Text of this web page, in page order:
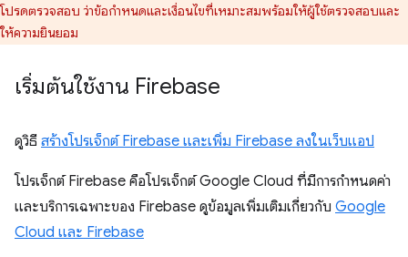
โปรดตรวจสอบ ว่าข้อกำหนดและเงื่อนไขที่เหมาะสมพร้อมให้ผู้ใช้ตรวจสอบและ
ให้ความยินยอม
เริ่มต้นใช้งาน Firebase
ดูวิธี สร้างโปรเจ็กต์ Firebase และเพิ่ม Firebase ลงในเว็บแอป
โปรเจ็กต์ Firebase คือโปรเจ็กต์ Google Cloud ที่มีการกำหนดค่า
และบริการเฉพาะของ Firebase ดูข้อมูลเพิ่มเติมเกี่ยวกับ Google
Cloud และ Firebase